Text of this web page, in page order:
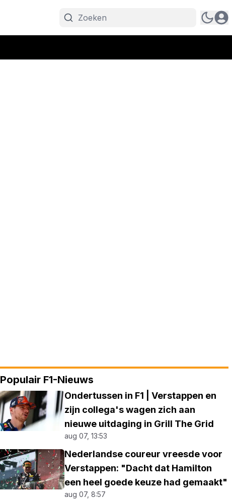
Populair F1-Nieuws
Ondertussen in F1 | Verstappen en
zijn collega's wagen zich aan
nieuwe uitdaging in Grill The Grid
aug 07, 13:53
Nederlandse coureur vreesde voor
Verstappen: "Dacht dat Hamilton
een heel goede keuze had gemaakt"
aug 07, 8:57